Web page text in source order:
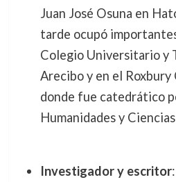
Juan José Osuna en
tarde ocupó
Colegio Universitario y
Arecibo y en el
donde fue catedrático
Humanidades y
Investigador y escritor